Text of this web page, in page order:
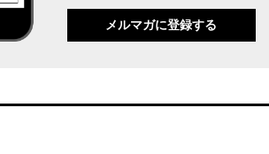
メルマガに登録する